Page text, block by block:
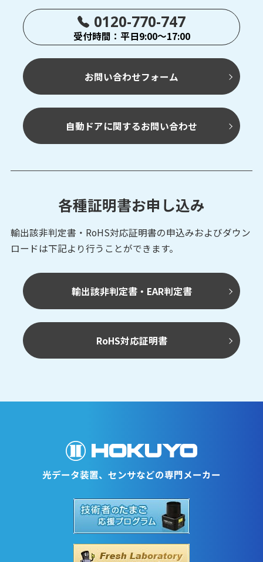
0120-770-747
受付時間：平日9:00～17:00
お問い合わせフォーム
自動ドアに関するお問い合わせ
各種証明書お申し込み
輸出該非判定書・RoHS対応証明書の申込みおよびダウン
ロードは下記より行うことができます。
輸出該非判定書・EAR判定書
RoHS対応証明書
光データ装置、センサなどの専門メーカー